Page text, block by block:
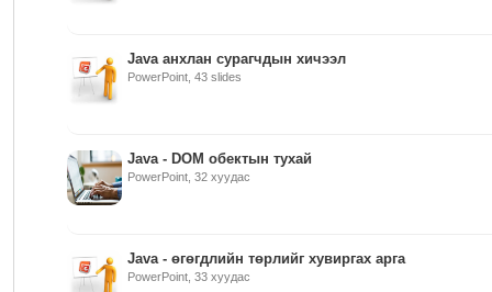
Java анхлан сурагчдын хичээл
PowerPoint, 43 slides
Java - DOM обектын тухай
PowerPoint, 32 хуудас
Java - өгөгдлийн төрлийг хувиргах арга
PowerPoint, 33 хуудас